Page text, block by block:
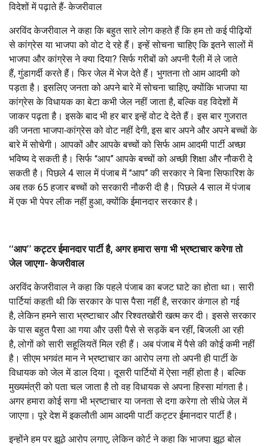
विदेशों में पढ़ाते हैं- केजरीवाल
अरविंद केजरीवाल ने कहा कि बहुत सारे लोग कहते हैं कि हम तो कई पीढ़ियों
से कांग्रेस या भाजपा को वोट दे रहे हैं। इन्हें सोचना चाहिए कि इतने सालों में
भाजपा और कांग्रेस ने क्या दिया? सिर्फ गरीबों को अपनी रैली में ले जाते
हैं, गुंडागर्दी करते हैं। फिर जेल में भेज देते हैं। भुगतना तो आम आदमी को
पड़ता है। इसलिए जनता को अपने बारे में सोचना चाहिए, क्योंकि भाजपा या
कांग्रेस के विधायक का बेटा कभी जेल नहीं जाता है, बल्कि वह विदेशों मेें
जाकर पढ़ता है। इसके बाद भी हर बार इन्हें वोट दे देते हैं। इस बार गुजरात
की जनता भाजपा-कांग्रेस को वोट नहीं देगी, इस बार अपने और अपने बच्चों के
बारे में सोचेगी। आपकों और आपके बच्चों को सिर्फ आम आदमी पार्टी अच्छा
भविष्य दे सकती है। सिर्फ ‘‘आप’’ आपके बच्चों को अच्छी शिक्षा और नौकरी दे
सकती है। पिछले 4 साल में पंजाब में ‘‘आप’’ की सरकार ने बिना सिफारिश के
अब तक 65 हजार बच्चों को सरकारी नौकरी दी है। पिछले 4 साल में पंजाब
में एक भी पेपर लीक नहीं हुआ, क्योंकि ईमानदार सरकार है।
‘‘आप’’ कट्टर ईमानदार पार्टी है, अगर हमारा सगा भी भ्रष्टाचार करेगा तो
जेल जाएगा- केजरीवाल
अरविंद केजरीवाल ने कहा कि पहले पंजाब का बजट घाटे का होता था। सारी
पार्टियां कहती थी कि सरकार के पास पैसा नहीं है, सरकार कंगाल हो गई
है, लेकिन हमने सारा भ्रष्टाचार और रिश्वतखोरी खत्म कर दी। इससे सरकार
के पास बहुत पैसा आ गया और उसी पैसे से सड़कें बन रहीं, बिजली आ रही
है, लोगों को सारी सहूलियतें मिल रही हैं। अब पंजाब में पैसे की कोई कमी नहीं
है। सीएम भगवंत मान ने भ्रष्टाचार का आरोप लगा तो अपनी ही पार्टी के
विधायक को जेल में डाल दिया। दूसरी पार्टियों में ऐसा नहीं होता है। बल्कि
मुख्यमंत्री को पता चल जाता है तो वह विधायक से अपना हिस्सा मांगता है।
अगर हमारा कोई सगा भी भ्रष्टाचार या जनता से दगा करेगा तो सीधे जेल में
जाएगा। पूरे देश में इकलौती आम आदमी पार्टी कट्टर ईमानदार पार्टी है।
इन्होंने हम पर झूठे आरोप लगाए, लेकिन कोर्ट ने कहा कि भाजपा झूठ बोल